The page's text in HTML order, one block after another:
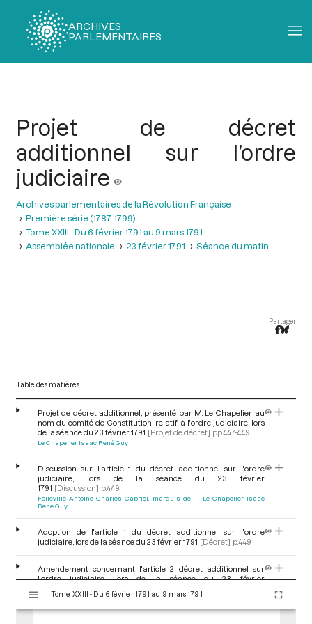
ARCHIVES
PARLEMENTAIRES
Projet de décret
additionnel sur l’ordre
judiciaire
Archives parlementaires de la Révolution Française
Première série (1787-1799)
Tome XXIII - Du 6 février 1791 au 9 mars 1791
Assemblée nationale
23 février 1791 Séance du matin
Partager
Table des matières
Projet de décret additionnel, présenté par M. Le Chapelier au
nom du comité de Constitution, relatif à l'ordre judiciaire, lors
de la séance du 23 février 1791 [Projet de décret] pp.447-449
Le Chapelier Isaac René Guy
Discussion sur l'article 1 du décret additionnel sur l'ordre
judiciaire, lors de la séance du 23 février
1791 [Discussion] p.449
Folleville Antoine Charles Gabriel, marquis de
Le Chapelier Isaac
René Guy
Adoption de l'article 1 du décret additionnel sur l'ordre
judiciaire, lors de la séance du 23 février 1791 [Décret] p.449
Amendement concernant l'article 2 décret additionnel sur
l'ordre judiciaire, lors de la séance du 23 février
Le Chapelier Isaac René Guy Legrand Jérome
s
Tome XXIII - Du 6 février 1791 au 9 mars 1791